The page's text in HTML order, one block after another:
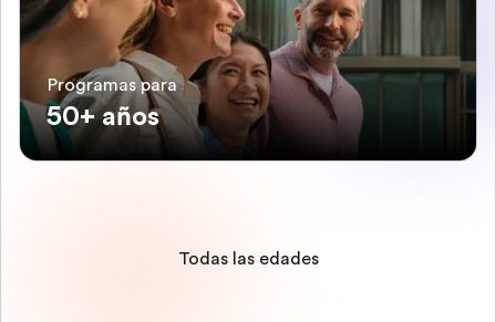
Programas para
50+ años
Todas las edades